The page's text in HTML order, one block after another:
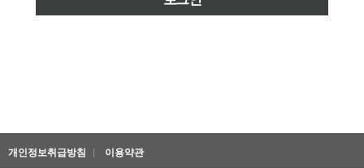
개인정보취급방침 이용약관